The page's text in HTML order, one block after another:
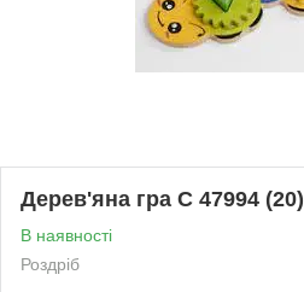
Дерев'яна гра C 47994 (20)
В наявності
Роздріб